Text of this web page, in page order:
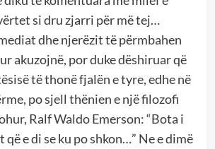
si dru zjarri për më tej…
dhe njerëzit të përmbahen
akuzojnë, por duke dëshiruar që
të thonë fjalën e tyre, edhe në
po sjell thënien e një filozofi
Ralf Waldo Emerson: “Bota i
e di se ku po shkon…” Ne e dimë